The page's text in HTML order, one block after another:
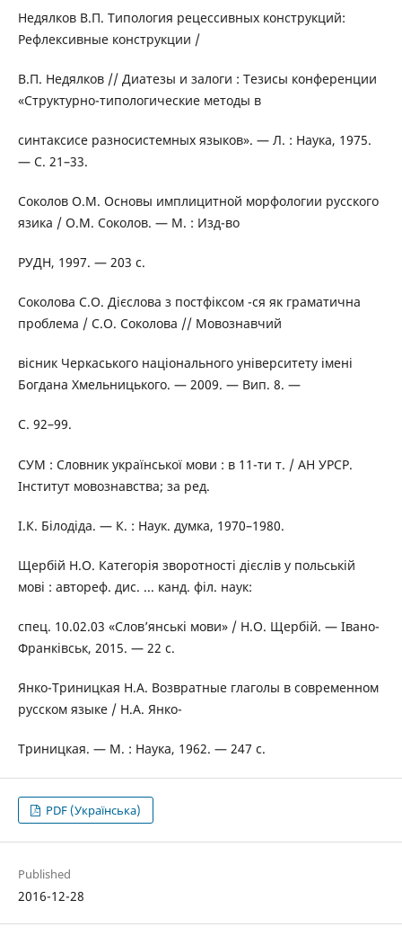
Недялков В.П. Типология рецессивных конструкций:
Рефлексивные конструкции /
В.П. Недялков // Диатезы и залоги : Тезисы конференции
«Структурно-типологические методы в
синтаксисе разносистемных языков». — Л. : Наука, 1975.
— С. 21–33.
Соколов О.М. Основы имплицитной морфологии русского
язика / О.М. Соколов. — М. : Изд-во
РУДН, 1997. — 203 с.
Соколова С.О. Дієслова з постфіксом -ся як граматична
проблема / С.О. Соколова // Мовознавчий
вісник Черкаського національного університету імені
Богдана Хмельницького. — 2009. — Вип. 8. —
С. 92–99.
СУМ : Словник української мови : в 11-ти т. / АН УРСР.
Інститут мовознавства; за ред.
І.К. Білодіда. — К. : Наук. думка, 1970–1980.
Щербій Н.О. Категорія зворотності дієслів у польській
мові : автореф. дис. ... канд. філ. наук:
спец. 10.02.03 «Слов’янські мови» / Н.О. Щербій. — Івано-
Франківськ, 2015. — 22 с.
Янко-Триницкая Н.А. Возвратные глаголы в современном
русском языке / Н.А. Янко-
Триницкая. — М. : Наука, 1962. — 247 с.
PDF (Українська)
Published
2016-12-28